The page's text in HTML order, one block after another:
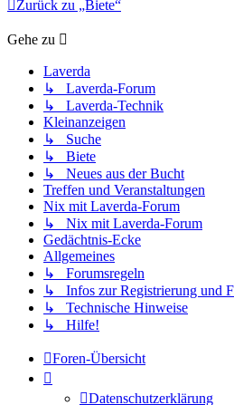
Zurück zu „Biete“
Gehe zu
Laverda
↳ Laverda-Forum
↳ Laverda-Technik
Kleinanzeigen
↳ Suche
↳ Biete
↳ Neues aus der Bucht
Treffen und Veranstaltungen
Nix mit Laverda-Forum
↳ Nix mit Laverda-Forum
Gedächtnis-Ecke
Allgemeines
↳ Forumsregeln
↳ Infos zur Registrierung und
↳ Technische Hinweise
↳ Hilfe!
Foren-Übersicht
Datenschutzerklärung